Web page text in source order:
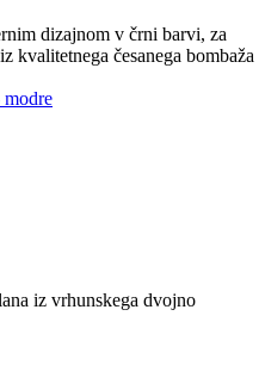
dizajnom v črni barvi, za
kvalitetnega česanega bombaža
iz vrhunskega dvojno